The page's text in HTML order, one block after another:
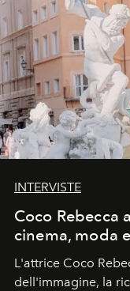
INTERVISTE
Coco Rebecca
cinema, moda
L'attrice Coco
dell'immagine, la